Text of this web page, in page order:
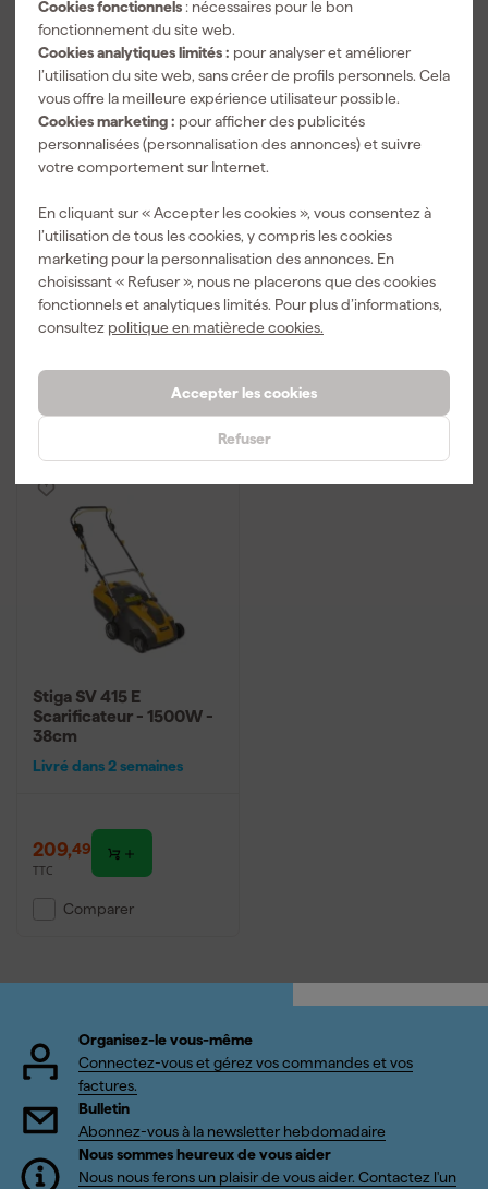
Cookies fonctionnels : nécessaires pour le bon
fonctionnement du site web.
Cookies analytiques limités : pour analyser et améliorer
l’utilisation du site web, sans créer de profils personnels. Cela
vous offre la meilleure expérience utilisateur possible.
Cookies marketing : pour afficher des publicités
personnalisées (personnalisation des annonces) et suivre
votre comportement sur Internet.
En cliquant sur « Accepter les cookies », vous consentez à
l’utilisation de tous les cookies, y compris les cookies
marketing pour la personnalisation des annonces. En
choisissant « Refuser », nous ne placerons que des cookies
fonctionnels et analytiques limités. Pour plus d’informations,
consultez politique en matièrede cookies.
Accepter les cookies
Refuser
Ryobi RY18SFX35A-240
One+ 18 V Brushless
Accu Scarificateur set
(2x 4,0 Ah) - 35 cm
Livré demain
-6%
339,00
WOLF-Garten VA 378 E
Scarificateur - 1800 W -
37 cm
Livré demain
Comparer
Stiga SV 415 E
Scarificateur - 1500W -
38cm
Livré dans 2 semaines
209,49
TTC
Comparer
Organisez-le vous-même
Connectez-vous et gérez vos commandes et vos
factures.
Bulletin
Abonnez-vous à la newsletter hebdomadaire
Nous sommes heureux de vous aider
Nous nous ferons un plaisir de vous aider. Contactez l'un